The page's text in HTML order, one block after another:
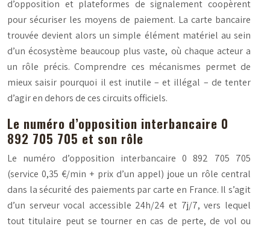
d’opposition et plateformes de signalement coopèrent
pour sécuriser les moyens de paiement. La carte bancaire
trouvée devient alors un simple élément matériel au sein
d’un écosystème beaucoup plus vaste, où chaque acteur a
un rôle précis. Comprendre ces mécanismes permet de
mieux saisir pourquoi il est inutile – et illégal – de tenter
d’agir en dehors de ces circuits officiels.
Le numéro d’opposition interbancaire 0
892 705 705 et son rôle
Le numéro d’opposition interbancaire 0 892 705 705
(service 0,35 €/min + prix d’un appel) joue un rôle central
dans la sécurité des paiements par carte en France. Il s’agit
d’un serveur vocal accessible 24h/24 et 7j/7, vers lequel
tout titulaire peut se tourner en cas de perte, de vol ou